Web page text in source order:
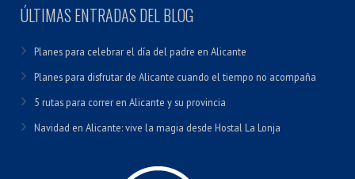
ÚLTIMAS ENTRADAS DEL BLOG
Planes para celebrar el día del padre en Alicante
Planes para disfrutar de Alicante cuando el tiempo no acompaña
5 rutas para correr en Alicante y su provincia
Navidad en Alicante: vive la magia desde Hostal La Lonja